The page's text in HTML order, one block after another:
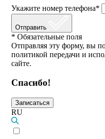
Укажите номер телефона*
Отправить
* Обязательные поля
Отправляя эту форму, вы
политикой передачи и
сайте.
Спасибо!
Записаться
RU